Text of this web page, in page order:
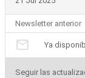
Newsletter anterior
mail Ya
Seguir las